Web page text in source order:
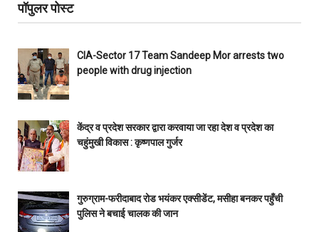
पॉपुलर पोस्ट
CIA-Sector 17 Team Sandeep Mor arrests two
people with drug injection
केंद्र व प्रदेश सरकार द्वारा करवाया जा रहा देश व प्रदेश का
चहुंमुखी विकास : कृष्णपाल गुर्जर
गुरुग्राम-फरीदाबाद रोड भयंकर एक्सीडेंट, मसीहा बनकर पहुँची
पुलिस ने बचाई चालक की जान